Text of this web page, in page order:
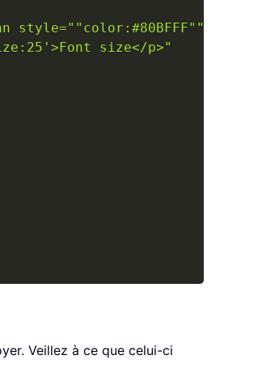
style=""color:#80BFFF""><br /
size</p>"
Veillez à ce que celui-ci